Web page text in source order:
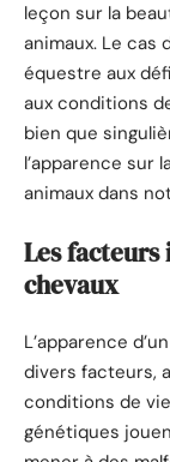
leçon sur la
animaux. Le cas
équestre aux
aux conditions
bien que
l’apparence sur
animaux dans
Les facteurs
chevaux
L’apparence
divers facteurs,
conditions de
génétiques